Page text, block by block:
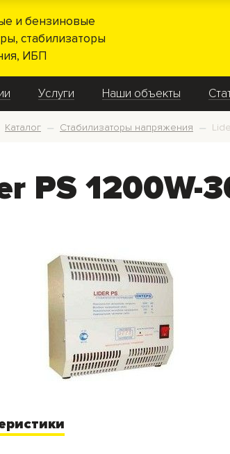
и бензиновые
стабилизаторы
ИБП
Услуги Наши объекты
Каталог — Стабилизаторы напряжения —
PS 1200W-